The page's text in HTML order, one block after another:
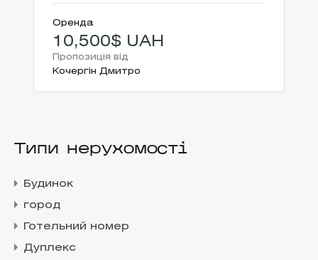
Оренда
10,500$ UAH
Пропозиція від
Кочергін Дмитро
Типи нерухомості
Будинок
город
Готельний номер
Дуплекс